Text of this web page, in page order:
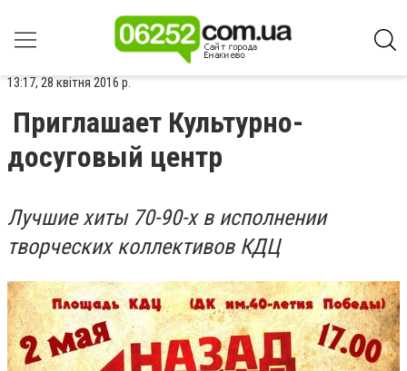
13:17, 28 квітня 2016 р.
Приглашает Культурно-
досуговый центр
Лучшие хиты 70-90-х в исполнении
творческих коллективов КДЦ